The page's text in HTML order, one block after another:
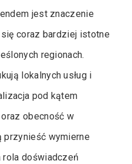
jest znaczenie
się coraz bardziej istotne
regionach.
lokalnych usług i
pod kątem
obecność w
przynieść wymierne
rola doświadczeń